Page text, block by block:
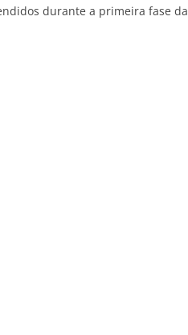
durante a primeira fase da